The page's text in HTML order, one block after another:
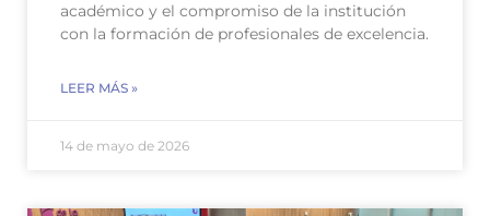
académico y el compromiso de la institución
con la formación de profesionales de excelencia.
LEER MÁS »
14 de mayo de 2026